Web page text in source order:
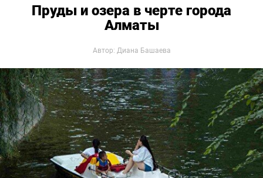
Пруды и озера в черте города
Алматы
Автор: Диана Башаева